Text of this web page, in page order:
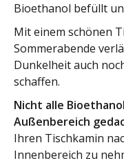
Bioethanol befüllt
Mit einem schönen
Sommerabende
Dunkelheit auch
schaffen.
Nicht alle
Außenbereich
Ihren Tischkamin
Innenbereich zu